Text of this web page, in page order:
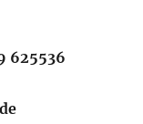
625536